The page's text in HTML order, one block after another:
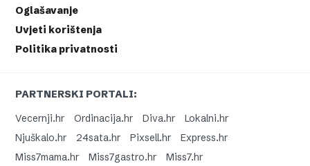
Oglašavanje
Uvjeti korištenja
Politika privatnosti
PARTNERSKI PORTALI:
Vecernji.hr
Ordinacija.hr Diva.hr
Lokalni.hr
Njuškalo.hr
24sata.hr Pixsell.hr
Express.hr
Miss7mama.hr
Miss7gastro.hr
Miss7.hr